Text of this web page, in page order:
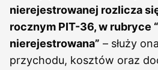
nierejestrowanej rozlicza
rocznym PIT-36, w rubryce
nierejestrowana” – służy
przychodu, kosztów oraz